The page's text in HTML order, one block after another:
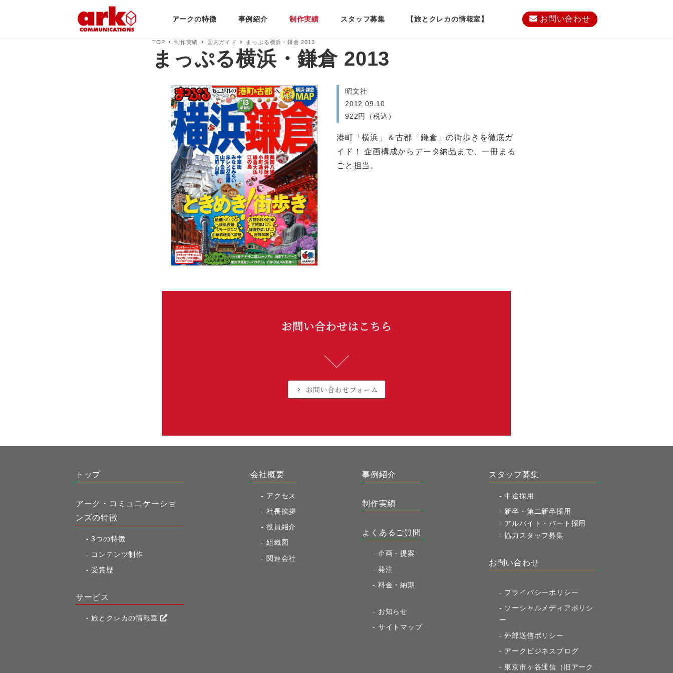
アークの特徴 事例紹介 制作実績 スタッフ募集 【旅とクレカの情報室】 お問い合わせ
TOP 制作実績 国内ガイド まっぷる横浜・鎌倉 2013
まっぷる横浜・鎌倉 2013
昭文社
2012.09.10
922円（税込）
港町「横浜」＆古都「鎌倉」の街歩きを徹底ガ
イド！ 企画構成からデータ納品まで、一冊まる
ごと担当。
トップ
アーク・コミュニケーショ
ンズの特徴
3つの特徴
コンテンツ制作
受賞歴
サービス
旅とクレカの情報室
会社概要
アクセス
社長挨拶
役員紹介
組織図
関連会社
事例紹介
制作実績
よくあるご質問
企画・提案
発注
料金・納期
お知らせ
サイトマップ
スタッフ募集
中途採用
新卒・第二新卒採用
アルバイト・パート採用
協力スタッフ募集
お問い合わせ
プライバシーポリシー
ソーシャルメディアポリシ
ー
外部送信ポリシー
アークビジネスブログ
東京市ヶ谷通信（旧アーク